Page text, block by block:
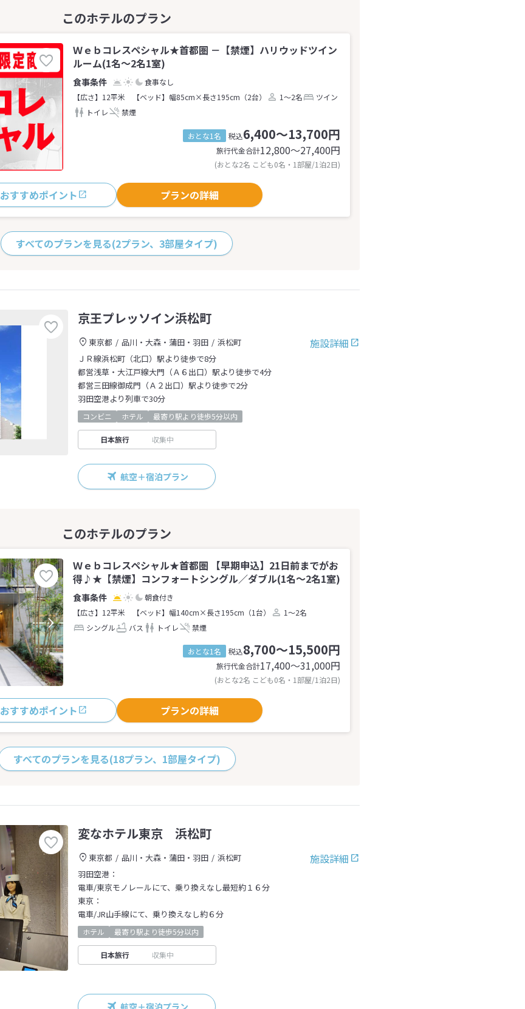
Ｗｅｂコレスペシャル★首都圏 －【禁煙】ハリウッドツイン
ルーム(1名～2名1室)
食事なし
【広さ】12平米
【ベッド】幅85cm×長さ195cm（2台） 1～2名
ツイン
トイレ
禁煙
おとな1名 税込6,400～13,700円
旅行代金合計12,800〜27,400円
(おとな2名 こども0名・1部屋/1泊2日)
おすすめポイント プランの詳細
すべてのプランを見る(2プラン、3部屋タイプ)
京王プレッソイン浜松町
施設詳細
東京都 品川・大森・蒲田・羽田
浜松町
ＪＲ線浜松町（北口）駅より徒歩で8分
都営浅草・大江戸線大門（Ａ６出口）駅より徒歩で4分
都営三田線御成門（Ａ２出口）駅より徒歩で2分
羽田空港より列車で30分
コンビニ ホテル 最寄り駅より徒歩5分以内
日本旅行 収集中
航空＋宿泊プラン
Ｗｅｂコレスペシャル★首都圏 【早期申込】21日前までがお
得♪★【禁煙】コンフォートシングル／ダブル(1名～2名1室)
朝食付き
【広さ】12平米
【ベッド】幅140cm×長さ195cm（1台）
1～2名
シングル
バス トイレ 禁煙
おとな1名 税込8,700～15,500円
旅行代金合計17,400〜31,000円
(おとな2名 こども0名・1部屋/1泊2日)
おすすめポイント プランの詳細
すべてのプランを見る(18プラン、1部屋タイプ)
変なホテル東京 浜松町
施設詳細
東京都 品川・大森・蒲田・羽田
浜松町
羽田空港：
電車/東京モノレールにて、乗り換えなし最短約１６分
東京：
電車/JR山手線にて、乗り換えなし約６分
ホテル 最寄り駅より徒歩5分以内
日本旅行 収集中
航空＋宿泊プラン